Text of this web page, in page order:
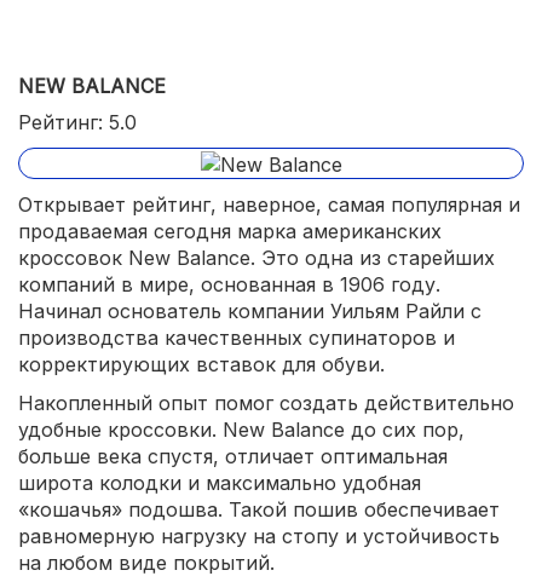
NEW BALANCE
Рейтинг: 5.0
Открывает рейтинг, наверное, самая популярная и
продаваемая сегодня марка американских
кроссовок New Balance. Это одна из старейших
компаний в мире, основанная в 1906 году.
Начинал основатель компании Уильям Райли с
производства качественных супинаторов и
корректирующих вставок для обуви.
Накопленный опыт помог создать действительно
удобные кроссовки. New Balance до сих пор,
больше века спустя, отличает оптимальная
широта колодки и максимально удобная
«кошачья» подошва. Такой пошив обеспечивает
равномерную нагрузку на стопу и устойчивость
на любом виде покрытий.